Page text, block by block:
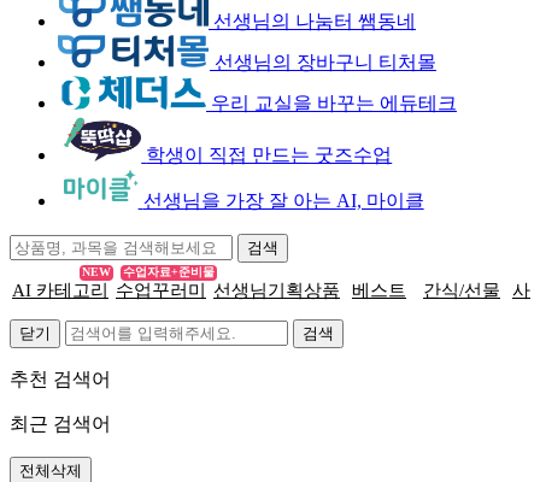
선생님의 나눔터 쌤동네
선생님의 장바구니 티처몰
우리 교실을 바꾸는 에듀테크
학생이 직접 만드는 굿즈수업
선생님을 가장 잘 아는 AI, 마이클
AI 카테고리
NEW
수업꾸러미
수업자료+준비물
선생님기획상품 베스트 간식/선물 사
닫기
추천 검색어
최근 검색어
전체삭제